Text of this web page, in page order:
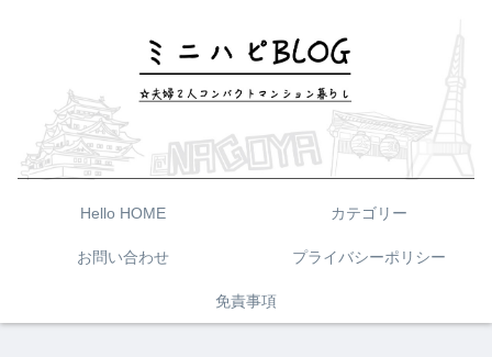
Hello HOME カテゴリー
お問い合わせ プライバシーポリシー
免責事項